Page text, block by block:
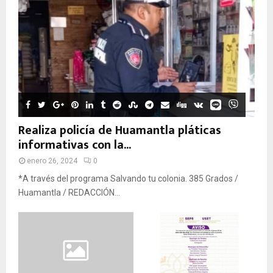
Realiza policía de Huamantla pláticas
informativas con la...
enero 26, 2024 0
*A través del programa Salvando tu colonia. 385 Grados /
Huamantla / REDACCIÓN...